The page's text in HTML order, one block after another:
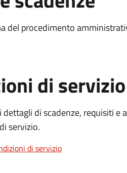
del procedimento
di servizio
dettagli di scadenze, requisiti
servizio.
di servizio